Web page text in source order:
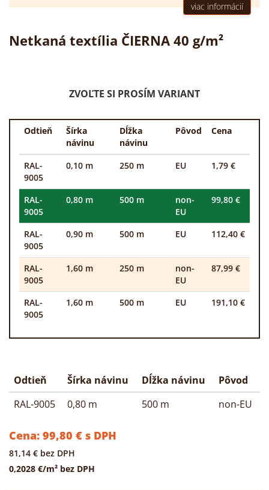
viac informácií
Netkaná textília ČIERNA 40 g/m²
ZVOĽTE SI PROSÍM VARIANT
Odtieň
Šírka
návinu
Dĺžka
návinu
Pôvod Cena
RAL-
9005
0,10 m 250 m EU 1,79 €
RAL-
9005
0,80 m 500 m
non-
EU
99,80 €
RAL-
9005
0,90 m 500 m EU 112,40 €
RAL-
9005
1,60 m 250 m
non-
EU
87,99 €
RAL-
9005
1,60 m 500 m EU 191,10 €
Odtieň Šírka návinu Dĺžka návinu
Pôvod
RAL-9005
0,80 m 500 m non-EU
Cena: 99,80 € s DPH
81,14 € bez DPH
0,2028 €/m² bez DPH